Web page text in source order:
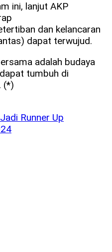
ini, lanjut AKP
dan kelancaran
dapat terwujud.
adalah budaya
tumbuh di
(*)
Runner Up